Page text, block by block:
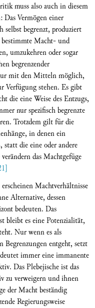
muss also auch in diesem
Das Vermögen einer
begrenzt, produziert
Macht- und
umzukehren oder sogar
begrenzender
mit den Mitteln möglich,
Verfügung stehen. Es gibt
die eine Weise des Entzugs,
nur spezifisch begrenzte
Trotzdem gilt für die
in denen ein
die eine oder andere
das Machtgefüge
Machtverhältnisse
Alternative, dessen
bedeuten. Das
bleibt es eine Potenzialität,
Nur wenn es als
entgeht, setzt
immer eine immanente
Das Plebejische ist das
zu verweigern und ihnen
der Macht beständig
Regierungsweise